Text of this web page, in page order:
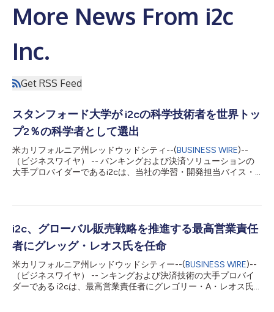
More News From i2c
Inc.
Get RSS Feed
スタンフォード大学が i2cの科学技術者を世界トッ
プ2％の科学者として選出
米カリフォルニア州レッドウッドシティ--(BUSINESS WIRE)--
（ビジネスワイヤ） -- バンキングおよび決済ソリューションの
大手プロバイダーであるi2cは、当社の学習・開発担当バイス・
て、世界トップ2％の科学者の一人に認定されたことを発表しま
一人として認められ、研究分野の第一人者、そしてイノベーター
としての地位を確固たるものにしました。 上位10万人の科学者
は、各科学者の40種類もの引用データに基づく複合指標であるc
スコアに基づいて選出されています。このリストは、被引用回
数、自分以外の著者の論文への被引用回数、複合指標（cスコ
ア）、その他の要素に関する標準化された情報を提供し、最も多
く引用されている科学者のデータベースとして機能しています。
i2c、グローバル販売戦略を推進する最高営業責任
者にグレッグ・レオス氏を任命
米カリフォルニア州レッドウッドシティー--(BUSINESS WIRE)--
（ビジネスワイヤ） -- ンキングおよび決済技術の大手プロバイ
ダーである i2cは、最高営業責任者にグレゴリー・A・レオス氏